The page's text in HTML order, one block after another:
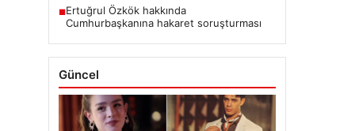
■Ertuğrul Özkök hakkında
Cumhurbaşkanına hakaret soruşturması
Güncel